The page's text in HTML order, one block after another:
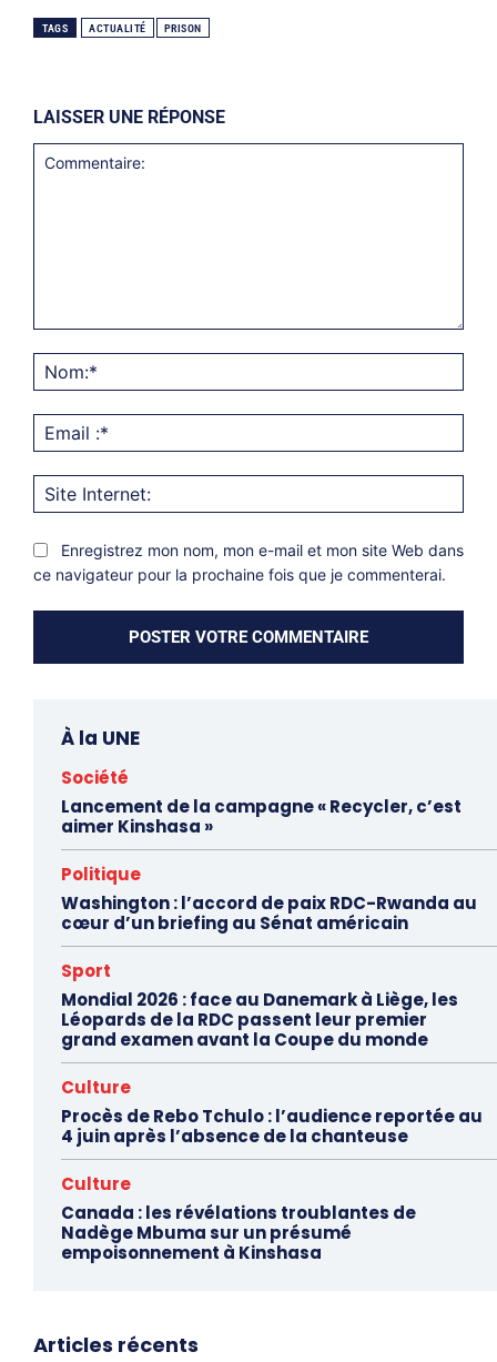
TAGS ACTUALITÉ PRISON
LAISSER UNE RÉPONSE
:*
Enregistrez mon nom, mon e-mail et mon site Web dans
ce navigateur pour la prochaine fois que je commenterai.
À la UNE
Société
Lancement de la campagne « Recycler, c’est
aimer Kinshasa »
Politique
Washington : l’accord de paix RDC-Rwanda au
cœur d’un briefing au Sénat américain
Sport
Mondial 2026 : face au Danemark à Liège, les
Léopards de la RDC passent leur premier
grand examen avant la Coupe du monde
Culture
Procès de Rebo Tchulo : l’audience reportée au
4 juin après l’absence de la chanteuse
Culture
Canada : les révélations troublantes de
Nadège Mbuma sur un présumé
empoisonnement à Kinshasa
Articles récents